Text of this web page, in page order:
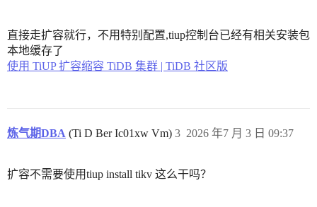
直接走扩容就行，不用特别配置,tiup控制台已经有相关安装包
本地缓存了
使用 TiUP 扩容缩容 TiDB 集群 | TiDB 社区版
炼气期DBA (Ti D Ber Ic01xw Vm) 2026 年7 月 3 日 09:37
3
扩容不需要使用tiup install tikv 这么干吗？